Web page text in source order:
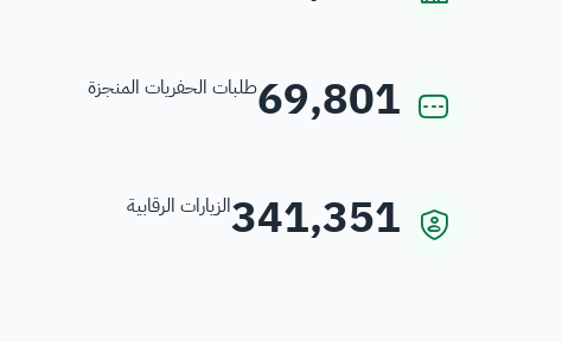
69,801طلبات الحفريات المنجزة
341,351الزيارات الرقابية